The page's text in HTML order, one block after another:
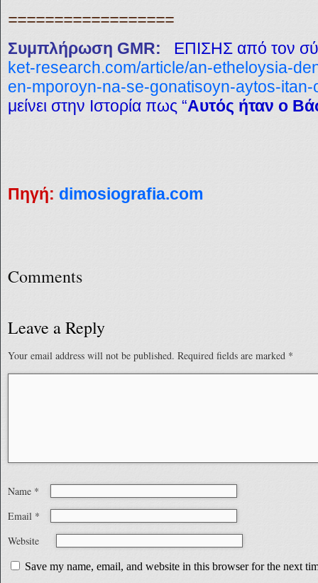
==================
Συμπλήρωση GMR: ΕΠΙΣΗΣ από τον
ket-research.com/article/an-etheloysia-
en-mporoyn-na-se-gonatisoyn-aytos-
μείνει στην Ιστορία πως “Αυτός ήταν ο
Πηγή: dimosiografia.com
Comments
Leave a Reply
Your email address will not be published. Required fields are marked *
Name *
Email *
Website
Save my name, email, and website in this browser for the next